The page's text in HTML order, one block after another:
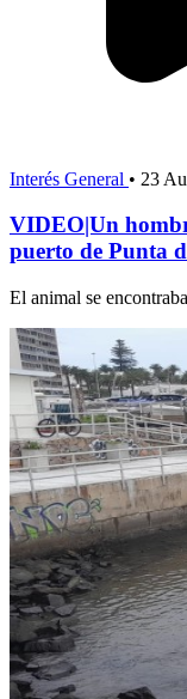
Interés General • 23
VIDEO|Un
puerto de Punta
El animal se